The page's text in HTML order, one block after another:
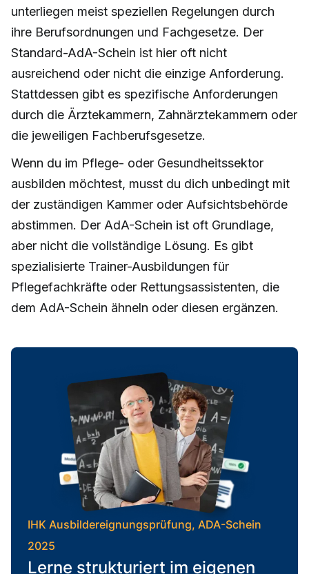
unterliegen meist speziellen Regelungen durch
ihre Berufsordnungen und Fachgesetze. Der
Standard-AdA-Schein ist hier oft nicht
ausreichend oder nicht die einzige Anforderung.
Stattdessen gibt es spezifische Anforderungen
durch die Ärztekammern, Zahnärztekammern oder
die jeweiligen Fachberufsgesetze.
Wenn du im Pflege- oder Gesundheitssektor
ausbilden möchtest, musst du dich unbedingt mit
der zuständigen Kammer oder Aufsichtsbehörde
abstimmen. Der AdA-Schein ist oft Grundlage,
aber nicht die vollständige Lösung. Es gibt
spezialisierte Trainer-Ausbildungen für
Pflegefachkräfte oder Rettungsassistenten, die
dem AdA-Schein ähneln oder diesen ergänzen.
IHK Ausbildereignungsprüfung, ADA-Schein
2025
Lerne strukturiert im eigenen